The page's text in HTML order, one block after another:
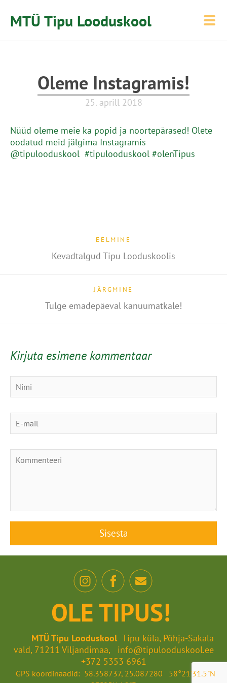
MTÜ Tipu Looduskool
Oleme Instagramis!
25. aprill 2018
Nüüd oleme meie ka popid ja noortepärased! Olete
oodatud meid jälgima Instagramis
@tipulooduskool #tipulooduskool #olenTipus
EELMINE
Kevadtalgud Tipu Looduskoolis
JÄRGMINE
Tulge emadepäeval kanuumatkale!
Kirjuta esimene kommentaar
OLE TIPUS!
MTÜ Tipu Looduskool Tipu küla, Põhja-Sakala
vald, 71211 Viljandimaa, info@tipulooduskool.ee
+372 5353 6961
GPS koordinaadid: 58.358737, 25.087280 58°21'31.5"N